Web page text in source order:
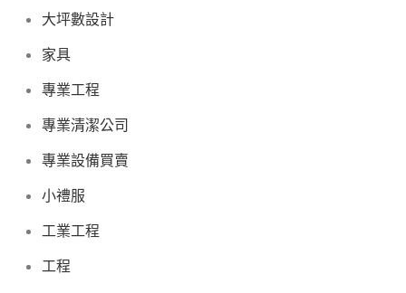
大坪數設計
家具
專業工程
專業清潔公司
專業設備買賣
小禮服
工業工程
工程